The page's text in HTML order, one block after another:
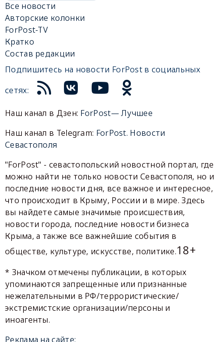
Все новости
Авторские колонки
ForPost-TV
Кратко
Состав редакции
Подпишитесь на новости ForPost в социальных
сетях:
Наш канал в Дзен: ForPost— Лучшее
Наш канал в Telegram: ForPost. Новости
Севастополя
"ForPost" - севастопольский новостной портал, где
можно найти не только новости Севастополя, но и
последние новости дня, все важное и интересное,
что происходит в Крыму, России и в мире. Здесь
вы найдете самые значимые происшествия,
новости города, последние новости бизнеса
Крыма, а также все важнейшие события в
обществе, культуре, искусстве, политике.18+
* Значком отмечены публикации, в которых
упоминаются запрещенные или признанные
нежелательными в РФ/террористические/
экстремистские организации/персоны и
иноагенты.
Реклама на сайте: